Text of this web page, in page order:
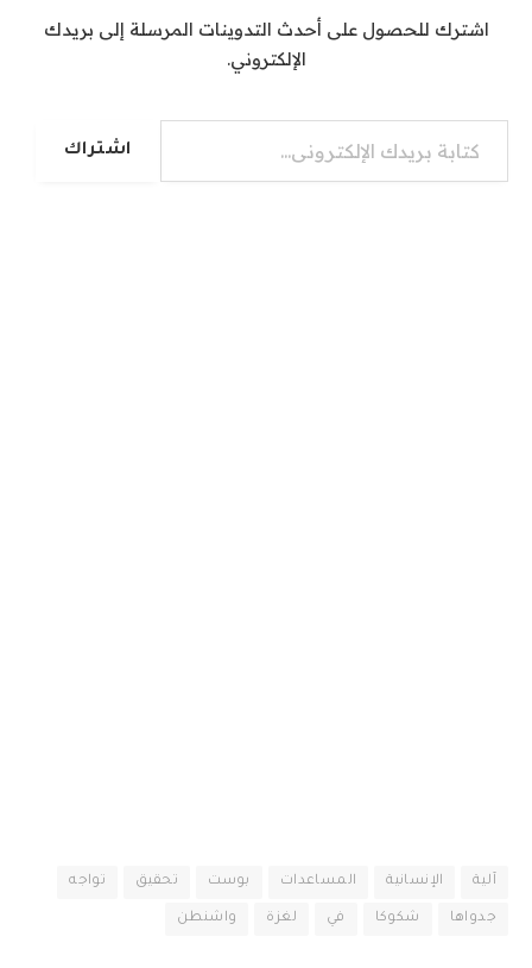
اشترك للحصول على أحدث التدوينات المرسلة إلى بريدك
الإلكتروني.
كتابة بريدك الإلكتروني...
اشتراك
آلية الإنسانية المساعدات بوست تحقيق تواجه
جدواها شكوكا في لغزة واشنطن